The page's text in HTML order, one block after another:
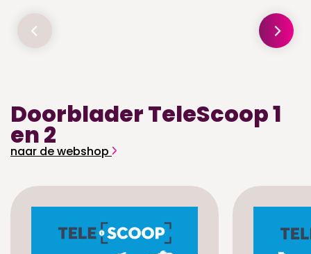
Doorblader TeleScoop 1
en 2
naar de webshop